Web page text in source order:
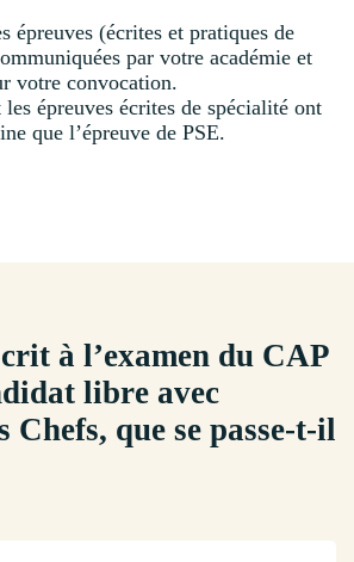
épreuves (écrites et pratiques de
par votre académie et
votre convocation.
épreuves écrites de spécialité ont
que l’épreuve de PSE.
à l’examen du CAP
libre avec
Chefs, que se passe-t-il